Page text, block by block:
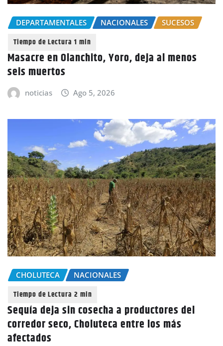
DEPARTAMENTALES NACIONALES SUCESOS
Masacre en Olanchito, Yoro, deja al menos
seis muertos
noticias Ago 5, 2026
CHOLUTECA NACIONALES
Sequía deja sin cosecha a productores del
corredor seco, Choluteca entre los más
afectados